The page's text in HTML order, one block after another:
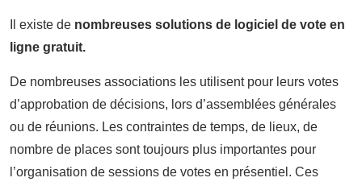
Il existe de nombreuses solutions de logiciel de vote en
ligne gratuit.
De nombreuses associations les utilisent pour leurs votes
d’approbation de décisions, lors d’assemblées générales
ou de réunions. Les contraintes de temps, de lieux, de
nombre de places sont toujours plus importantes pour
l’organisation de sessions de votes en présentiel. Ces